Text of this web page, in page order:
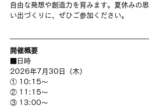
自由な発想や創造力を育みます。夏休みの思
い出づくりに、ぜひご参加ください。
開催概要
■日時
2026年7月30日（木）
① 10:15～
② 11:15～
③ 13:00～